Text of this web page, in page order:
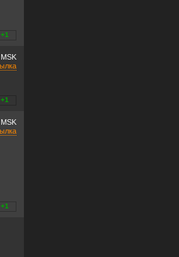
+1
/
+1
/
+1
/